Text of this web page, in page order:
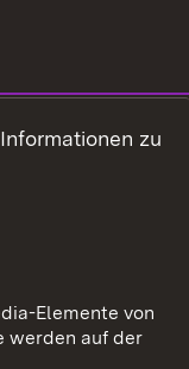
zu
Elemente von
werden auf der